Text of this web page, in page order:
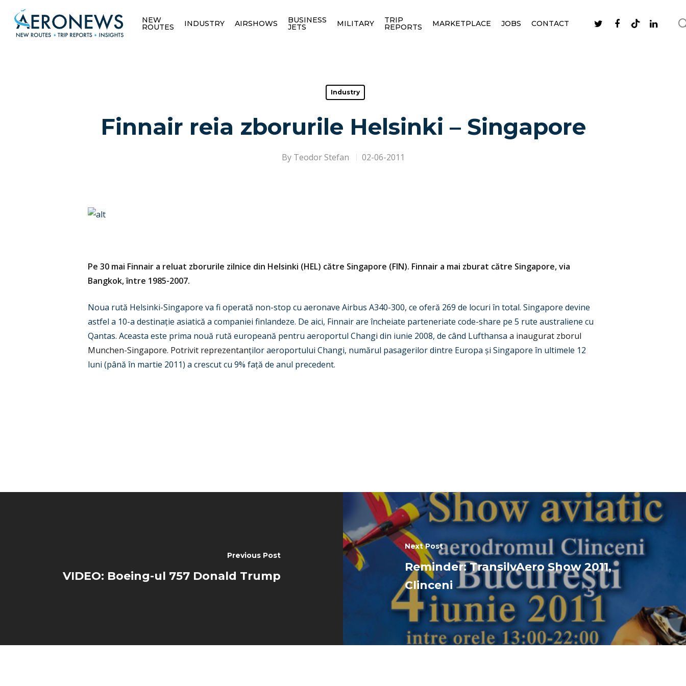
NEW
ROUTES INDUSTRY AIRSHOWS BUSINESS
JETS MILITARY TRIP
REPORTS MARKETPLACE JOBS CONTACT
Industry
Finnair reia zborurile Helsinki – Singapore
By Teodor Stefan 02-06-2011
Pe 30 mai Finnair a reluat zborurile zilnice din Helsinki (HEL) către Singapore (FIN). Finnair a mai zburat către Singapore, via
Bangkok, între 1985-2007.
Noua rută Helsinki-Singapore va fi operată non-stop cu aeronave Airbus A340-300, ce oferă 269 de locuri în total. Singapore devine
astfel a 10-a destinație asiatică a companiei finlandeze. De aici, Finnair are încheiate parteneriate code-share pe 5 rute australiene cu
Qantas. Aceasta este prima nouă rută europeană pentru aeroportul Changi din iunie 2008, de când Lufthansa a inaugurat zborul
Munchen-Singapore. Potrivit reprezentanților aeroportului Changi, numărul pasagerilor dintre Europa și Singapore în ultimele 12
luni (până în martie 2011) a crescut cu 9% față de anul precedent.
Previous Post
VIDEO: Boeing-ul 757 Donald Trump
Next Post
Reminder: TransilvAero Show 2011,
Clinceni